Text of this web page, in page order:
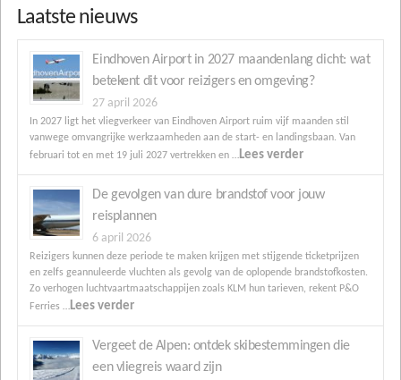
Laatste nieuws
Eindhoven Airport in 2027 maandenlang dicht: wat
betekent dit voor reizigers en omgeving?
27 april 2026
In 2027 ligt het vliegverkeer van Eindhoven Airport ruim vijf maanden stil
vanwege omvangrijke werkzaamheden aan de start- en landingsbaan. Van
februari tot en met 19 juli 2027 vertrekken en …Lees verder
De gevolgen van dure brandstof voor jouw
reisplannen
6 april 2026
Reizigers kunnen deze periode te maken krijgen met stijgende ticketprijzen
en zelfs geannuleerde vluchten als gevolg van de oplopende brandstofkosten.
Zo verhogen luchtvaartmaatschappijen zoals KLM hun tarieven, rekent P&O
Ferries …Lees verder
Vergeet de Alpen: ontdek skibestemmingen die
een vliegreis waard zijn